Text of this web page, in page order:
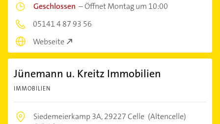
Geschlossen –Öffnet Montag um 10:00
05141 4 87 93 56
Webseite
Jünemann u. Kreitz Immobilien
IMMOBILIEN
Siedemeierkamp 3A,29227 Celle (Altencelle)